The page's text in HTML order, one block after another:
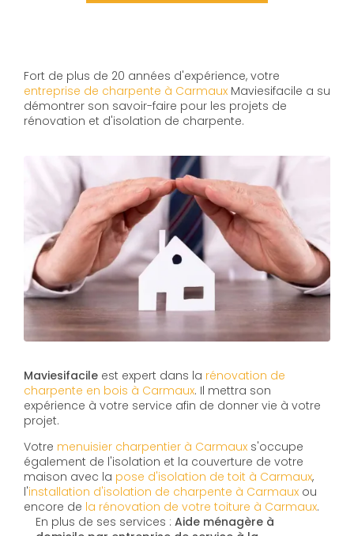
Fort de plus de 20 années d'expérience, votre
entreprise de charpente à Carmaux Maviesifacile a su
démontrer son savoir-faire pour les projets de
rénovation et d'isolation de charpente.
Maviesifacile est expert dans la rénovation de
charpente en bois à Carmaux. Il mettra son
expérience à votre service afin de donner vie à votre
projet.
Votre menuisier charpentier à Carmaux s'occupe
également de l'isolation et la couverture de votre
maison avec la pose d'isolation de toit à Carmaux,
l'installation d'isolation de charpente à Carmaux ou
encore de la rénovation de votre toiture à Carmaux.
En plus de ses services : Aide ménagère à